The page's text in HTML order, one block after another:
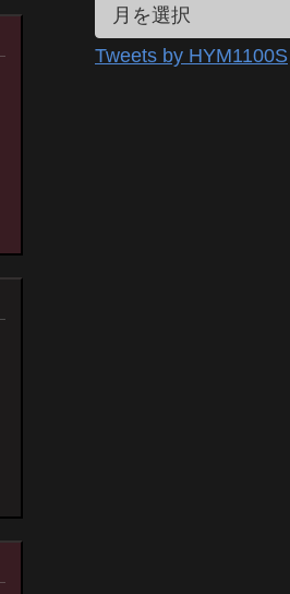
Tweets by HYM1100S